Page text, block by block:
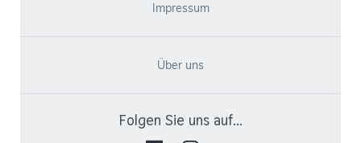
Impressum
Über uns
Folgen Sie uns auf...